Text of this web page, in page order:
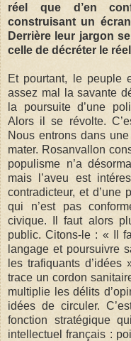
réel que d’en
construisant un
Derrière leur jargon
celle de décréter le
Et pourtant, le peuple
assez mal la savante
la poursuite d’une
Alors il se révolte.
Nous entrons dans
mater. Rosanvallon
populisme n’a
mais l’aveu est
contradicteur, et d’une
qui n’est pas
civique. Il faut alors
public. Citons-le : « Il
langage et poursuivre
les trafiquants d’idées
trace un cordon
multiplie les délits
idées de circuler.
fonction stratégique
intellectuel français :